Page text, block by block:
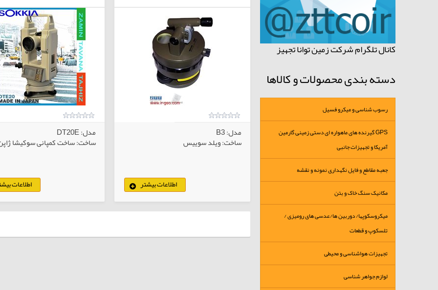
کانال تلگرام شرکت زمین توانا تجهیز
دسته بندی محصولات و کالاها
رسوب شناسی و میکرو فسیل
GPS گیرنده های ماهواره ای دستی زمینی گارمین
آمریکا و تجهیزات جانبی
جعبه مقاطع و فایل نگهداری نمونه و نقشه
مکانیک سنگ خاک و بتن
میکروسکوپها/ دوربین ها/عدسی های رومیزی /
تلسکوپ و قطعات
تجهیزات هواشناسی و محیطی
لوازم جواهر شناسی
مدل: B3
ساخت: ویلد سوییس
اطلاعات بیشتر
مدل: DT20E
ساخت: ساخت کمپانی سوکیشا
اطلاعات کالاهای انتخابی